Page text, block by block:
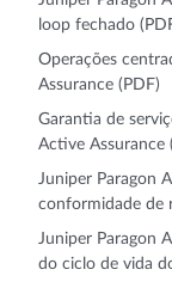
loop fechado
Operações
Assurance (PDF)
Garantia de
Active Assurance
Juniper Paragon
conformidade de
Juniper Paragon
do ciclo de vida